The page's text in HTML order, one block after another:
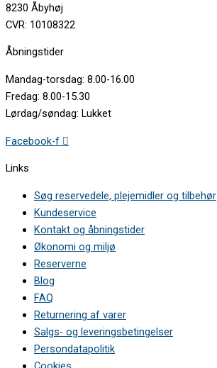
8230 Åbyhøj
CVR: 10108322
Åbningstider
Mandag-torsdag: 8.00-16.00
Fredag: 8.00-15.30
Lørdag/søndag: Lukket
Facebook-f
Links
Søg reservedele, plejemidler og tilbehør
Kundeservice
Kontakt og åbningstider
Økonomi og miljø
Reserverne
Blog
FAQ
Returnering af varer
Salgs- og leveringsbetingelser
Persondatapolitik